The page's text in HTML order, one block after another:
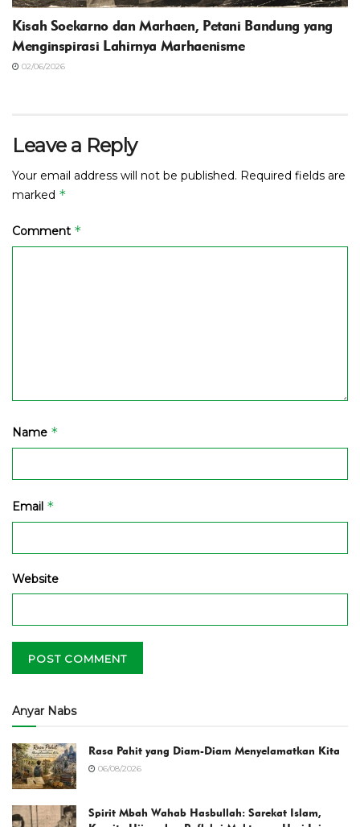
Kisah Soekarno dan Marhaen, Petani Bandung yang
Menginspirasi Lahirnya Marhaenisme
02/06/2026
Leave a Reply
Your email address will not be published. Required fields are
marked *
Comment *
Name *
Email *
Website
Anyar Nabs
Rasa Pahit yang Diam-Diam Menyelamatkan Kita
06/08/2026
Spirit Mbah Wahab Hasbullah: Sarekat Islam,